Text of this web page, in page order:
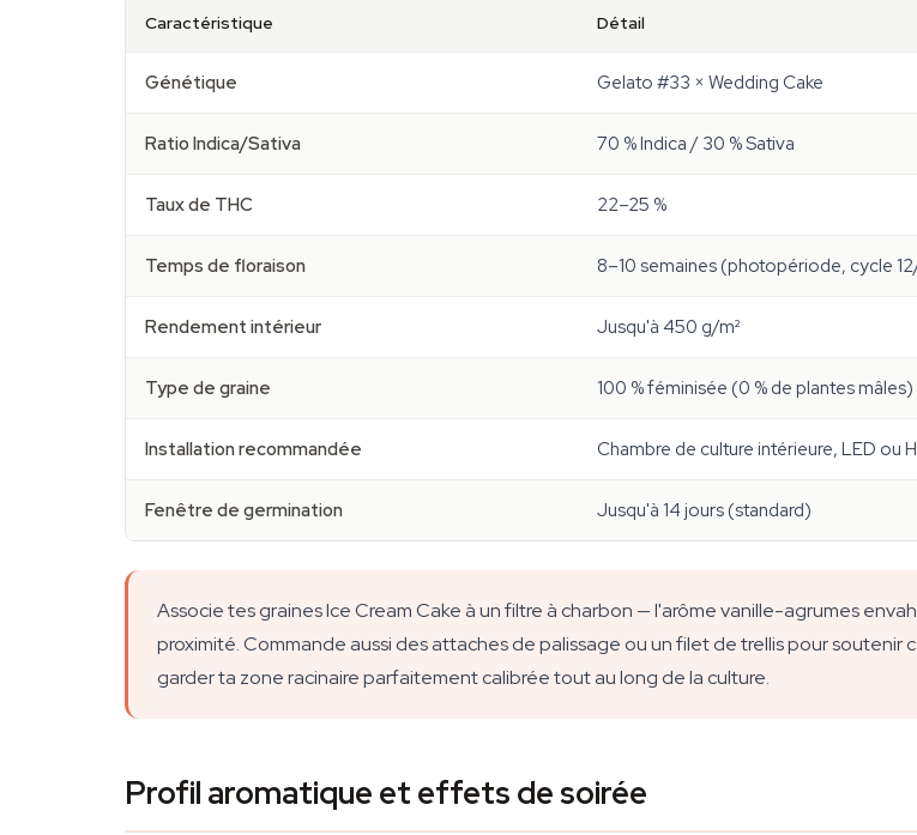
Caractéristique Détail
Génétique Gelato #33 × Wedding Cake
Ratio Indica/Sativa 70 % Indica / 30 % Sativa
Taux de THC 22–25 %
Temps de floraison 8–10 semaines (photopériode, cycle
Rendement intérieur Jusqu'à 450 g/m²
Type de graine 100 % féminisée (0 % de plantes mâles)
Installation recommandée Chambre de culture intérieure, LED ou
Fenêtre de germination Jusqu'à 14 jours (standard)
Associe tes graines Ice Cream Cake à un filtre à charbon — l'arôme vanille-agrumes
proximité. Commande aussi des attaches de palissage ou un filet de trellis pour
garder ta zone racinaire parfaitement calibrée tout au long de la culture.
Profil aromatique et effets de soirée